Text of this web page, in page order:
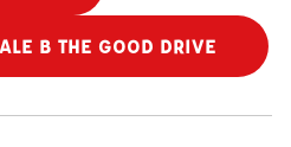
B THE GOOD DRIVE